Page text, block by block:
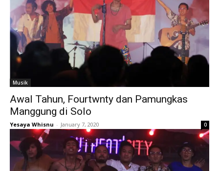
Musik
Awal Tahun, Fourtwnty dan Pamungkas
Manggung di Solo
Yesaya Whisnu - January 7, 2020 0